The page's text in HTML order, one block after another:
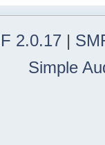
2.0.17 |
Simple